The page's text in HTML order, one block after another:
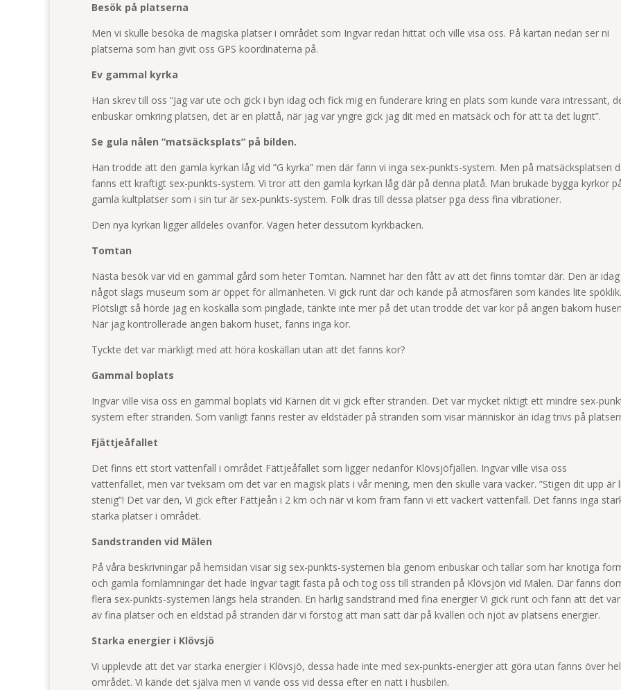
Besök på platserna
Men vi skulle besöka de magiska platser i området som Ingvar redan hittat och ville visa oss. På kartan nedan ser ni
platserna som han givit oss GPS koordinaterna på.
Ev gammal kyrka
Han skrev till oss “Jag var ute och gick i byn idag och fick mig en funderare kring en plats som kunde vara intressant,
enbuskar omkring platsen, det är en plattå, när jag var yngre gick jag dit med en matsäck och för att ta det lugnt”.
Se gula nålen ”matsäcksplats” på bilden.
Han trodde att den gamla kyrkan låg vid ”G kyrka” men där fann vi inga sex-punkts-system. Men på matsäcksplatsen
fanns ett kraftigt sex-punkts-system. Vi tror att den gamla kyrkan låg där på denna platå. Man brukade bygga kyrkor
gamla kultplatser som i sin tur är sex-punkts-system. Folk dras till dessa platser pga dess fina vibrationer.
Den nya kyrkan ligger alldeles ovanför. Vägen heter dessutom kyrkbacken.
Tomtan
Nästa besök var vid en gammal gård som heter Tomtan. Namnet har den fått av att det finns tomtar där. Den är idag
något slags museum som är öppet för allmänheten. Vi gick runt där och kände på atmosfären som kändes lite spöklik.
Plötsligt så hörde jag en koskälla som pinglade, tänkte inte mer på det utan trodde det var kor på ängen bakom
När jag kontrollerade ängen bakom huset, fanns inga kor.
Tyckte det var märkligt med att höra koskällan utan att det fanns kor?
Gammal boplats
Ingvar ville visa oss en gammal boplats vid Kärnen dit vi gick efter stranden. Det var mycket riktigt ett mindre sex-
system efter stranden. Som vanligt fanns rester av eldstäder på stranden som visar människor än idag trivs på
Fjättjeåfallet
Det finns ett stort vattenfall i området Fättjeåfallet som ligger nedanför Klövsjöfjällen. Ingvar ville visa oss
vattenfallet, men var tveksam om det var en magisk plats i vår mening, men den skulle vara vacker. ”Stigen dit upp är
stenig”! Det var den, Vi gick efter Fättjeån i 2 km och när vi kom fram fann vi ett vackert vattenfall. Det fanns inga
starka platser i området.
Sandstranden vid Mälen
På våra beskrivningar på hemsidan visar sig sex-punkts-systemen bla genom enbuskar och tallar som har knotiga
och gamla fornlämningar det hade Ingvar tagit fasta på och tog oss till stranden på Klövsjön vid Mälen. Där fanns
flera sex-punkts-systemen längs hela stranden. En härlig sandstrand med fina energier Vi gick runt och fann att det
av fina platser och en eldstad på stranden där vi förstog att man satt där på kvällen och njöt av platsens energier.
Starka energier i Klövsjö
Vi upplevde att det var starka energier i Klövsjö, dessa hade inte med sex-punkts-energier att göra utan fanns över
området. Vi kände det själva men vi vande oss vid dessa efter en natt i husbilen.